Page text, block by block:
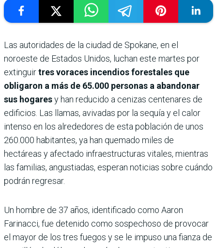
Las autoridades de la ciudad de Spokane, en el
noroeste de Estados Unidos, luchan este martes por
extinguirtres voraces incendios forestales que
obligaron a más de 65.000 personas a abandonar
sus hogaresy han reducido a cenizas centenares de
edificios. Las llamas, avivadas por la sequía y el calor
intenso en los alrededores de esta población de unos
260.000 habitantes, ya han quemado miles de
hectáreas y afectado infraestructuras vitales, mientras
las familias, angustiadas, esperan noticias sobre cuándo
podrán regresar.
Un hombre de 37 años, identificado como Aaron
Farinacci, fue detenido como sospechoso de provocar
el mayor de los tres fuegos y se le impuso una fianza de